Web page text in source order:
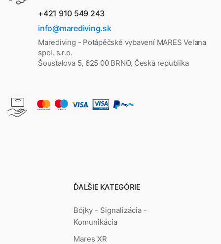
+421 910 549 243
info@marediving.sk
Marediving - Potápěčské vybavení MARES Velana
spol. s.r.o.
Šoustalova 5, 625 00 BRNO, Česká republika
ĎALŠIE KATEGÓRIE
Bójky - Signalizácia -
Komunikácia
Mares XR